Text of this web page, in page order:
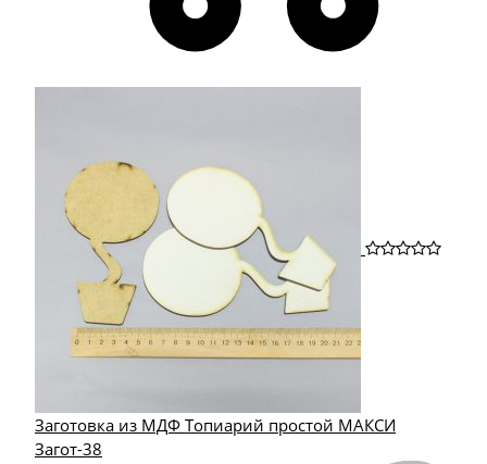
Заготовка из МДФ Топиарий простой МАКСИ
Загот-38